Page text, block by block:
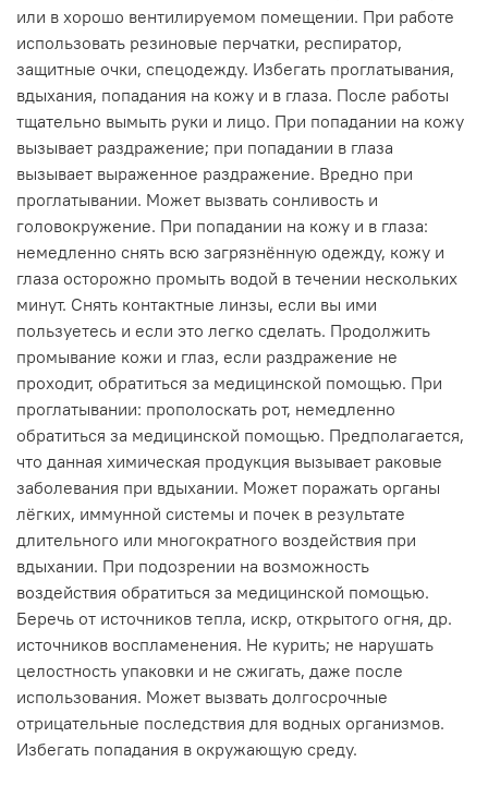
или в хорошо вентилируемом помещении. При работе
использовать резиновые перчатки, респиратор,
защитные очки, спецодежду. Избегать проглатывания,
вдыхания, попадания на кожу и в глаза. После работы
тщательно вымыть руки и лицо. При попадании на кожу
вызывает раздражение; при попадании в глаза
вызывает выраженное раздражение. Вредно при
проглатывании. Может вызвать сонливость и
головокружение. При попадании на кожу и в глаза:
немедленно снять всю загрязнённую одежду, кожу и
глаза осторожно промыть водой в течении нескольких
минут. Снять контактные линзы, если вы ими
пользуетесь и если это легко сделать. Продолжить
промывание кожи и глаз, если раздражение не
проходит, обратиться за медицинской помощью. При
проглатывании: прополоскать рот, немедленно
обратиться за медицинской помощью. Предполагается,
что данная химическая продукция вызывает раковые
заболевания при вдыхании. Может поражать органы
лёгких, иммунной системы и почек в результате
длительного или многократного воздействия при
вдыхании. При подозрении на возможность
воздействия обратиться за медицинской помощью.
Беречь от источников тепла, искр, открытого огня, др.
источников воспламенения. Не курить; не нарушать
целостность упаковки и не сжигать, даже после
использования. Может вызвать долгосрочные
отрицательные последствия для водных организмов.
Избегать попадания в окружающую среду.